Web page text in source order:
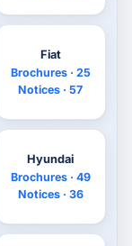
Fiat
Brochures · 25
Notices · 57
Hyundai
Brochures · 49
Notices · 36